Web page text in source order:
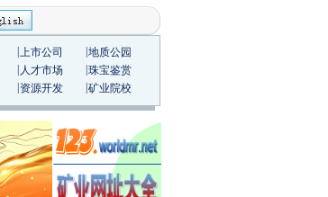
上市公司
地质公园
人才市场
珠宝鉴赏
资源开发 矿业院校